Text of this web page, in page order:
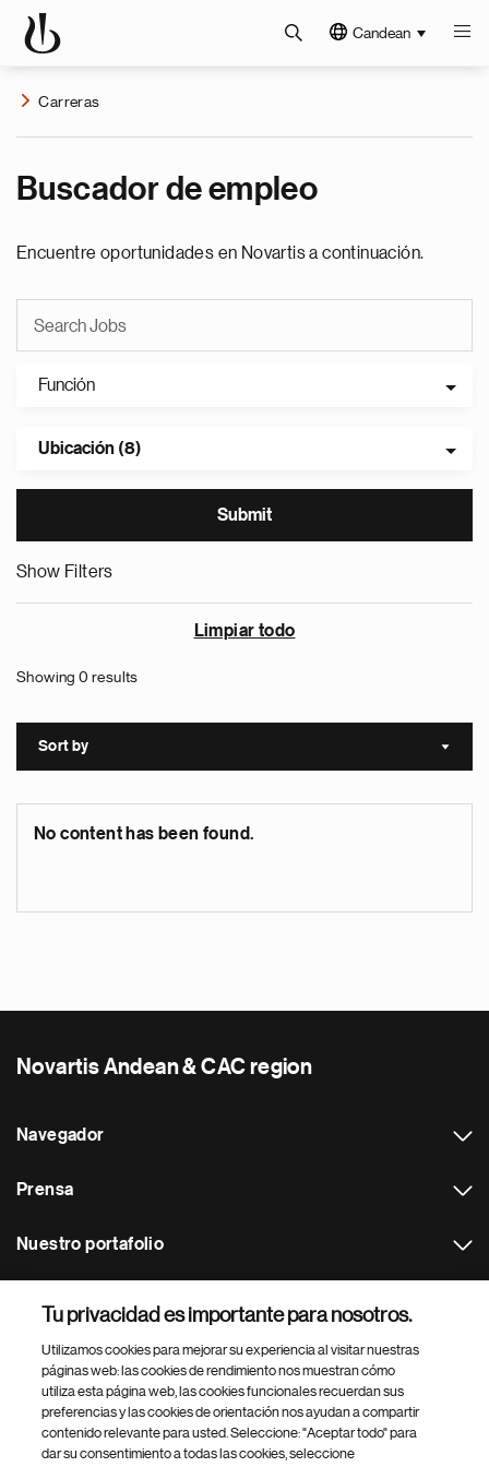
Candean
Carreras
Buscador de empleo
Encuentre oportunidades en Novartis a continuación.
Función
Ubicación (8)
Show Filters
Limpiar todo
Showing 0 results
Sort by Sort
No content has been found.
Novartis Andean & CAC region
Navegador
Prensa
Nuestro portafolio
Footer Site Search
Tu privacidad es importante para nosotros.
Utilizamos cookies para mejorar su experiencia al visitar nuestras
páginas web: las cookies de rendimiento nos muestran cómo
utiliza esta página web, las cookies funcionales recuerdan sus
preferencias y las cookies de orientación nos ayudan a compartir
contenido relevante para usted. Seleccione: "Aceptar todo" para
dar su consentimiento a todas las cookies, seleccione